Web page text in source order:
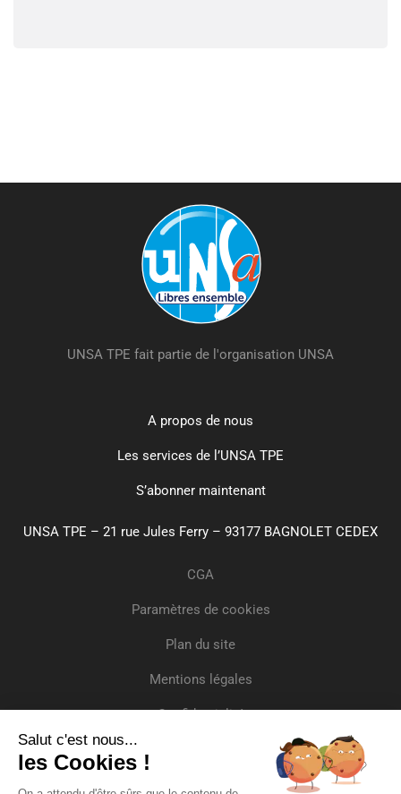
Inscrivez-vous
UNSA TPE fait partie de l'organisation UNSA
A propos de nous
Les services de l’UNSA TPE
S’abonner maintenant
UNSA TPE – 21 rue Jules Ferry – 93177 BAGNOLET CEDEX
CGA
Paramètres de cookies
Plan du site
Mentions légales
Confidentialité
Salut c'est nous...
les Cookies !